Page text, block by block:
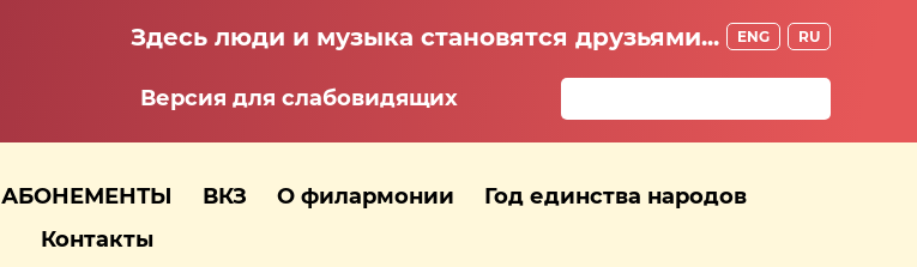
Здесь люди и музыка становятся друзьями... ENG RU
Версия для слабовидящих
АБОНЕМЕНТЫ ВКЗ О филармонии
Год единства народов
Контакты